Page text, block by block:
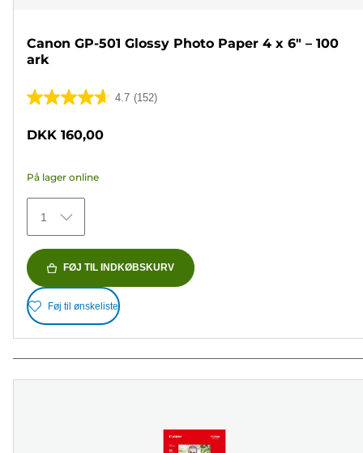
Canon GP-501 Glossy Photo Paper 4 x 6" – 100
ark
4.7 (152)
4.7
af
stjerner.
152
anmeldelser
DKK 160,00
På lager online
1
FØJ TIL INDKØBSKURV
Føj til ønskeliste